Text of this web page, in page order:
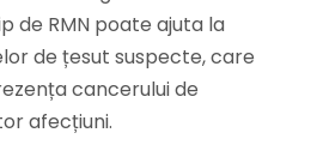
de RMN poate ajuta la
de țesut suspecte, care
cancerului de
afecțiuni.